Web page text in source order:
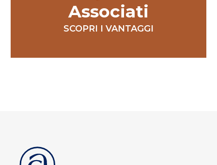
Associati
SCOPRI I VANTAGGI